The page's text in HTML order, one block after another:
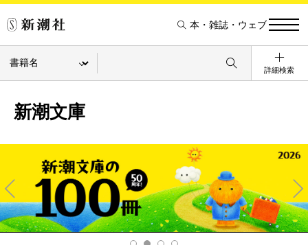
本・雑誌・ウェブ
詳細検索
新潮文庫
Pre
v
Ne
xt